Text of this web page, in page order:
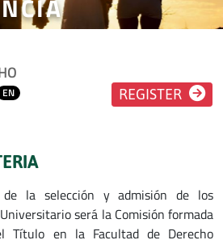
EN REGISTER
de la selección y admisión de los
será la Comisión formada
Título en la Facultad de Derecho